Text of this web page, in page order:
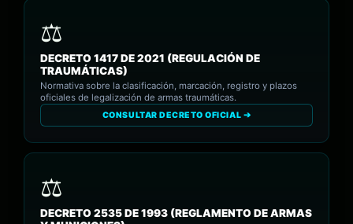
DECRETO 1417 DE 2021 (REGULACIÓN DE
TRAUMÁTICAS)
Normativa sobre la clasificación, marcación, registro y plazos
oficiales de legalización de armas traumáticas.
CONSULTAR DECRETO OFICIAL ➔
DECRETO 2535 DE 1993 (REGLAMENTO DE ARMAS